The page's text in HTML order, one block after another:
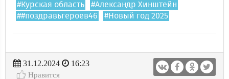
#Курская область
#Александр Хинштейн
##поздравьгероев46
#Новый год 2025
31.12.2024
16:23
Нравится